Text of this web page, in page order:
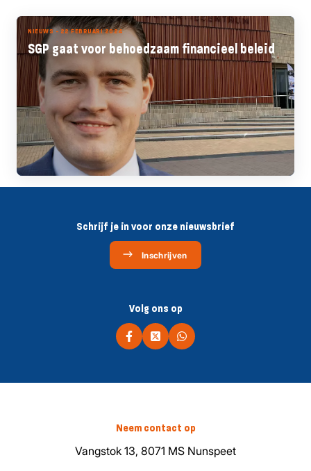
NIEUWS - 22 FEBRUARI 2024
SGP gaat voor behoedzaam financieel beleid
Schrijf je in voor onze nieuwsbrief
Inschrijven
Volg ons op
Neem contact op
Vangstok 13, 8071 MS Nunspeet